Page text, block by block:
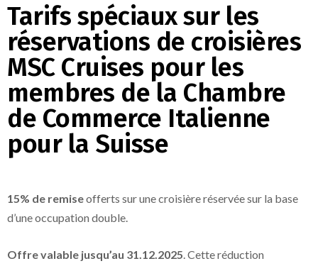
Tarifs spéciaux sur les
réservations de croisières
MSC Cruises pour les
membres de la Chambre
de Commerce Italienne
pour la Suisse
15% de remiseofferts sur une croisière réservée sur la base
d’une occupation double.
Offre valable jusqu’au 31.12.2025. Cette réduction